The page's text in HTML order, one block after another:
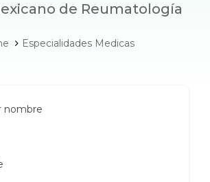
de Reumatología
Especialidades Medicas
nombre